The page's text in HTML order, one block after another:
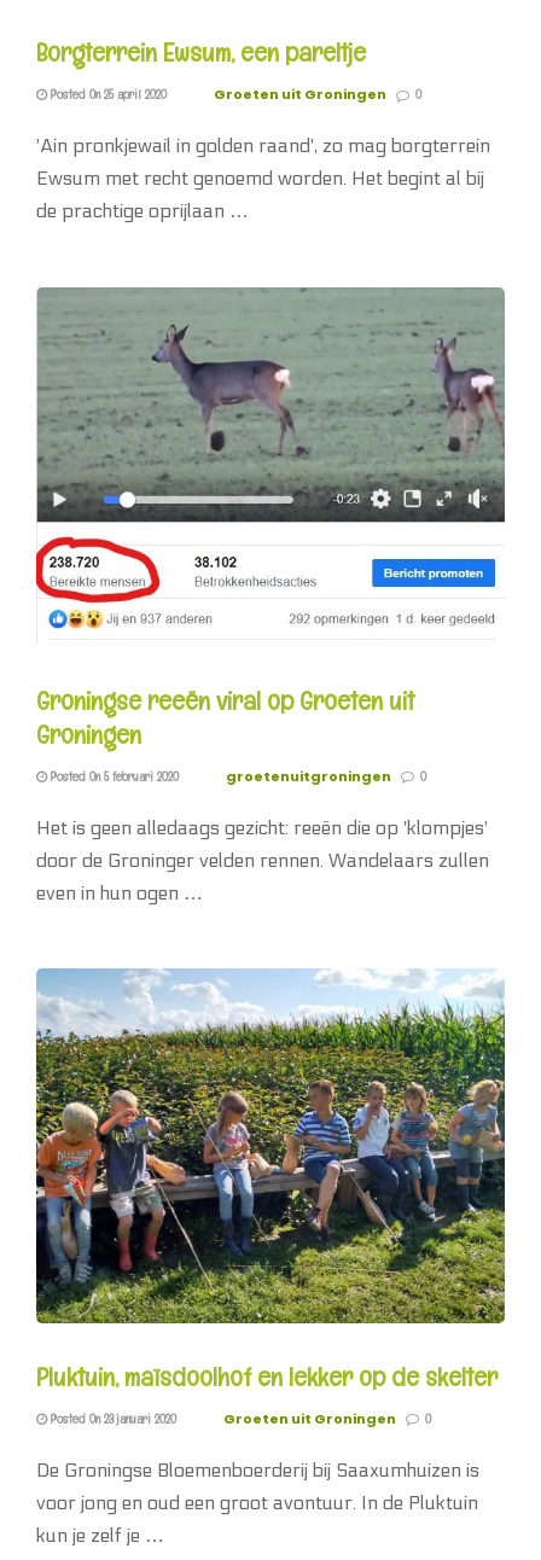
Borgterrein Ewsum, een pareltje
Posted On 25 april 2020 Groeten uit Groningen 0
'Ain pronkjewail in golden raand', zo mag borgterrein
Ewsum met recht genoemd worden. Het begint al bij
de prachtige oprijlaan …
Groningse reeën viral op Groeten uit
Groningen
Posted On 5 februari 2020 groetenuitgroningen 0
Het is geen alledaags gezicht: reeën die op 'klompjes'
door de Groninger velden rennen. Wandelaars zullen
even in hun ogen …
Pluktuin, maïsdoolhof en lekker op de skelter
Posted On 23 januari 2020 Groeten uit Groningen 0
De Groningse Bloemenboerderij bij Saaxumhuizen is
voor jong en oud een groot avontuur. In de Pluktuin
kun je zelf je …